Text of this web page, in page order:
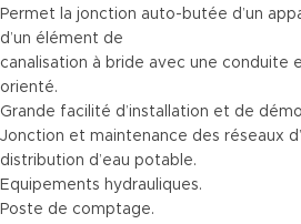
Permet la jonction auto-butée d’un
d’un élément de
canalisation à bride avec une conduite
orienté.
Grande facilité d’installation et de
Jonction et maintenance des réseaux
distribution d’eau potable.
Equipements hydrauliques.
Poste de comptage.